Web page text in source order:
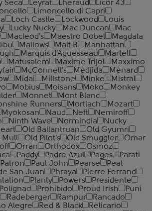
Seca Leyrat Lheraud
Licor 43
Limoncello di Capri
Loch Castle Lockwood
Louis
Lucky Nucky Mac Duncan
Mac
Macleod's Maestro Dobel
Magdala
Mallows Malt B
Manhattan
Marquis d'Aguesseau
Martell
Matusalem Maxime Trijol
Maxximo
McConnell's Medjida
Menard
Midai Millstone Minke
Mistral
Mobius Moisans Moko
Monkey
Monnet
Mont Blanc
Runners Mortlach
Mozart
Myokosan Naud Neft
Nemiroff
Ninth Wave Normindia
Nucky
Old Ballantruan
Old Gyumri
Mull Old Pilot's Old Smuggler
Omar
Orran Orthodox
Osmoz
Paddy Padre Azul Pages
Parati
Patron Paul John Pearse
Peat
San Juan Phraya
Pierre Ferrand
Planty Powers
Presidente
Prohibido Proud Irish
Puni
Radeberger Rampur
Rancado
Alegre Red & Black
Relicario